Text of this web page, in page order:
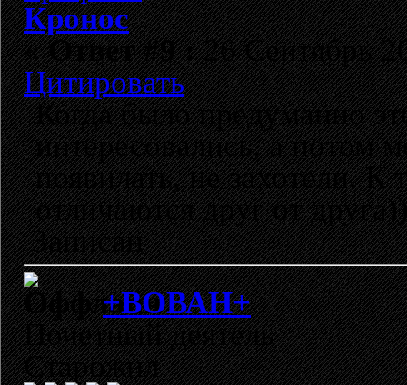
Кронос
«Ответ #9 :26 Сентябрь
Цитировать
Когда было предуманно
интересовались, а потом
появилать, не захотели.
отличаются друг от
Записан
+ВОВАН+
Почетный деятель
Старожил